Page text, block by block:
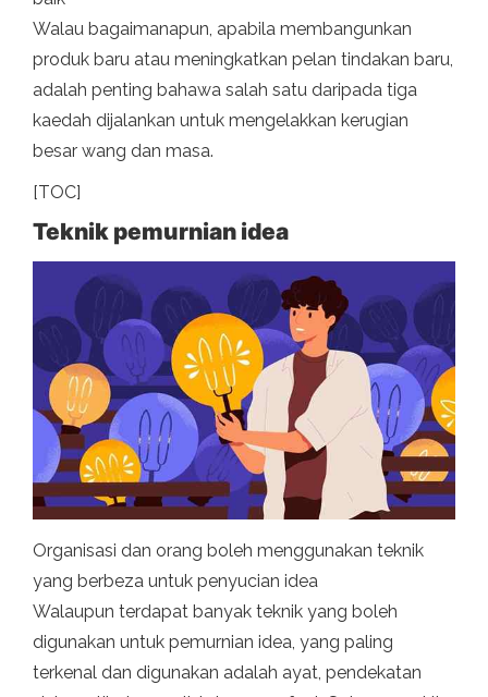
Walau bagaimanapun, apabila membangunkan
produk baru atau meningkatkan pelan tindakan baru,
adalah penting bahawa salah satu daripada tiga
kaedah dijalankan untuk mengelakkan kerugian
besar wang dan masa.
[TOC]
Teknik pemurnian idea
Organisasi dan orang boleh menggunakan teknik
yang berbeza untuk penyucian idea
Walaupun terdapat banyak teknik yang boleh
digunakan untuk pemurnian idea, yang paling
terkenal dan digunakan adalah ayat, pendekatan